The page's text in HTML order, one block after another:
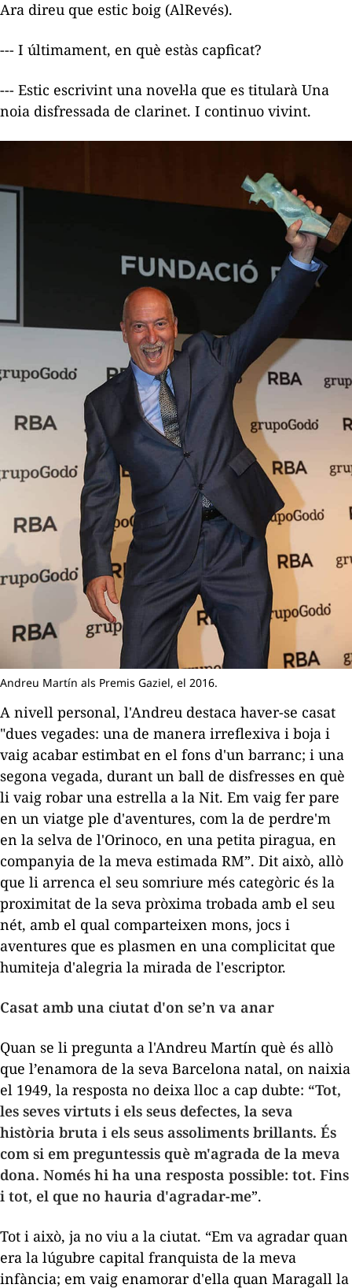
Ara direu que estic boig (AlRevés).
--- I últimament, en què estàs capficat?
--- Estic escrivint una novel·la que es titularà Una
noia disfressada de clarinet. I continuo vivint.
Andreu Martín als Premis Gaziel, el 2016.
A nivell personal, l'Andreu destaca haver-se casat
"dues vegades: una de manera irreflexiva i boja i
vaig acabar estimbat en el fons d'un barranc; i una
segona vegada, durant un ball de disfresses en què
li vaig robar una estrella a la Nit. Em vaig fer pare
en un viatge ple d'aventures, com la de perdre'm
en la selva de l'Orinoco, en una petita piragua, en
companyia de la meva estimada RM”. Dit això, allò
que li arrenca el seu somriure més categòric és la
proximitat de la seva pròxima trobada amb el seu
nét, amb el qual comparteixen mons, jocs i
aventures que es plasmen en una complicitat que
humiteja d'alegria la mirada de l'escriptor.
Casat amb una ciutat d'on se’n va anar
Quan se li pregunta a l'Andreu Martín què és allò
que l’enamora de la seva Barcelona natal, on naixia
el 1949, la resposta no deixa lloc a cap dubte: “Tot,
les seves virtuts i els seus defectes, la seva
història bruta i els seus assoliments brillants. És
com si em preguntessis què m'agrada de la meva
dona. Només hi ha una resposta possible: tot. Fins
i tot, el que no hauria d'agradar-me”.
Tot i això, ja no viu a la ciutat. “Em va agradar quan
era la lúgubre capital franquista de la meva
infància; em vaig enamorar d'ella quan Maragall la